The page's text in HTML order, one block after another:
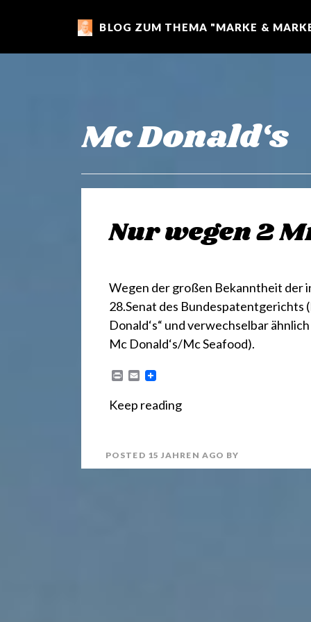
m
r
k
BLOG ZUM THEMA "MARKE &
Mc Donald‘s
Nur wegen 2
Wegen der großen Bekanntheit der
28.Senat des Bundespatentgerichts
Donald‘s“ und verwechselbar
Mc Donald‘s/Mc Seafood).
n
E
i
Keep reading
POSTED 15 JAHREN AGO BY